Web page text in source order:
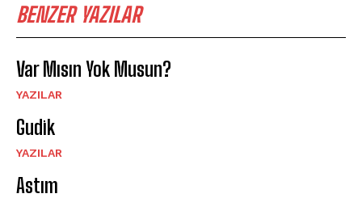
BENZER YAZILAR
Var Mısın Yok Musun?
YAZILAR
Gudik
YAZILAR
Astım